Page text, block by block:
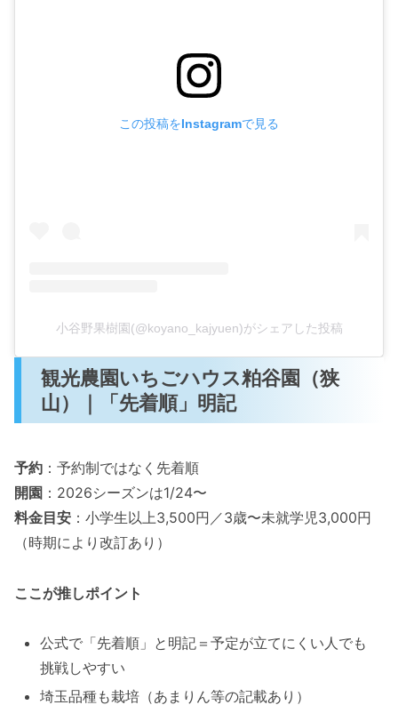
この投稿をInstagramで見る
小谷野果樹園(@koyano_kajyuen)がシェアした投稿
観光農園いちごハウス粕谷園（狭
山）｜「先着順」明記
予約 ：予約制ではなく先着順
開園 ：2026シーズンは1/24〜
料金目安 ：小学生以上3,500円／3歳〜未就学児3,000円
（時期により改訂あり）
ここが推しポイント
公式で「先着順」と明記＝予定が立てにくい人でも
挑戦しやすい
埼玉品種も栽培（あまりん等の記載あり）